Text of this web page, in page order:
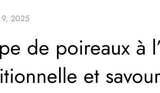
9, 2025
de poireaux à
et